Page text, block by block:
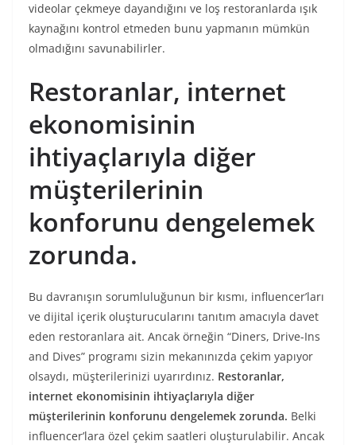
videolar çekmeye dayandığını ve loş restoranlarda ışık
kaynağını kontrol etmeden bunu yapmanın mümkün
olmadığını savunabilirler.
Restoranlar, internet
ekonomisinin
ihtiyaçlarıyla diğer
müşterilerinin
konforunu dengelemek
zorunda.
Bu davranışın sorumluluğunun bir kısmı, influencer’ları
ve dijital içerik oluşturucularını tanıtım amacıyla davet
eden restoranlara ait. Ancak örneğin “Diners, Drive-Ins
and Dives” programı sizin mekanınızda çekim yapıyor
olsaydı, müşterilerinizi uyarırdınız. Restoranlar,
internet ekonomisinin ihtiyaçlarıyla diğer
müşterilerinin konforunu dengelemek zorunda. Belki
influencer’lara özel çekim saatleri oluşturulabilir. Ancak